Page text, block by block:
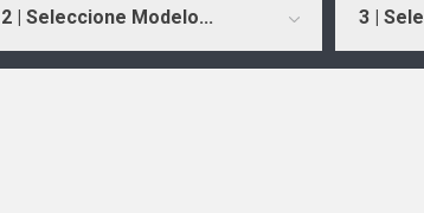
2 | Seleccione Modelo... 3 |